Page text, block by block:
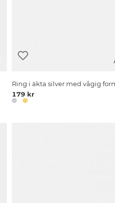
Ring i äkta silver med vågig
179 kr